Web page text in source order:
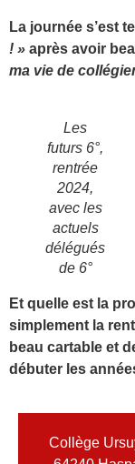
La journée s’est
! » après avoir
ma vie de
Les
futurs 6°,
rentrée
2024,
avec les
actuels
délégués
de 6°
Et quelle est la
simplement la
beau cartable et
débuter les
Collège